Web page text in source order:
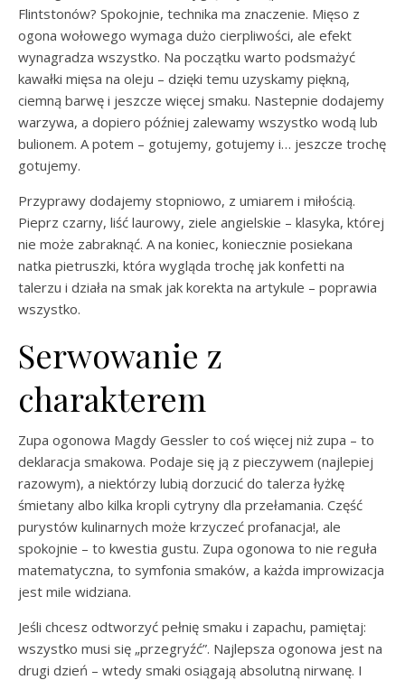
Flintstonów? Spokojnie, technika ma znaczenie. Mięso z
ogona wołowego wymaga dużo cierpliwości, ale efekt
wynagradza wszystko. Na początku warto podsmażyć
kawałki mięsa na oleju – dzięki temu uzyskamy piękną,
ciemną barwę i jeszcze więcej smaku. Nastepnie dodajemy
warzywa, a dopiero później zalewamy wszystko wodą lub
bulionem. A potem – gotujemy, gotujemy i… jeszcze trochę
gotujemy.
Przyprawy dodajemy stopniowo, z umiarem i miłością.
Pieprz czarny, liść laurowy, ziele angielskie – klasyka, której
nie może zabraknąć. A na koniec, koniecznie posiekana
natka pietruszki, która wygląda trochę jak konfetti na
talerzu i działa na smak jak korekta na artykule – poprawia
wszystko.
Serwowanie z
charakterem
Zupa ogonowa Magdy Gessler to coś więcej niż zupa – to
deklaracja smakowa. Podaje się ją z pieczywem (najlepiej
razowym), a niektórzy lubią dorzucić do talerza łyżkę
śmietany albo kilka kropli cytryny dla przełamania. Część
purystów kulinarnych może krzyczeć profanacja!, ale
spokojnie – to kwestia gustu. Zupa ogonowa to nie reguła
matematyczna, to symfonia smaków, a każda improwizacja
jest mile widziana.
Jeśli chcesz odtworzyć pełnię smaku i zapachu, pamiętaj:
wszystko musi się „przegryźć”. Najlepsza ogonowa jest na
drugi dzień – wtedy smaki osiągają absolutną nirwanę. I